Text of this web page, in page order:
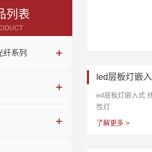
列表
纤系列
led层板灯嵌
ed层板灯嵌入式
性灯
了解更多 >